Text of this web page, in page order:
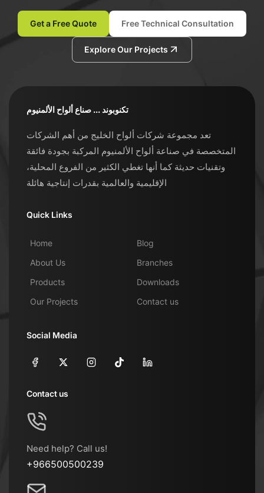
Get a Free Quote Free Technical Consultation
Explore Our Projects
تكنوبوند ... صناع ألواح الألمنيوم
تعد مجموعة شركات ألواح الخليج من أهم الشركات
المتخصصة في صناعة ألواح الألمنيوم المركبة بجودة فائقة
وتقنيات حديثة كما أنها تغطي الكثير من الفروع المحلية،
الإقليمية والعالمية بقدرات إنتاجية هائلة
Quick Links
Home
About Us
Products
Our Projects
Blog
Branches
Downloads
Contact us
Social Media
Contact us
Need help? Call us!
+966500500239